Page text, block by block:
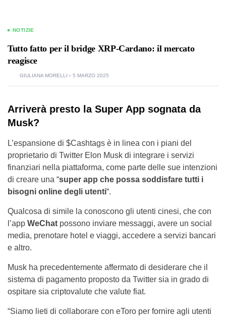
NOTIZIE
Tutto fatto per il bridge XRP-Cardano: il mercato
reagisce
GIULIANA MORELLI 5 MARZO 2025
Arriverà presto la Super App sognata da
Musk?
L’espansione di $Cashtags è in linea con i piani del
proprietario di Twitter Elon Musk di integrare i servizi
finanziari nella piattaforma, come parte delle sue intenzioni
di creare una “super app che possa soddisfare tutti i
bisogni online degli utenti“.
Qualcosa di simile la conoscono gli utenti cinesi, che con
l’app WeChat possono inviare messaggi, avere un social
media, prenotare hotel e viaggi, accedere a servizi bancari
e altro.
Musk ha precedentemente affermato di desiderare che il
sistema di pagamento proposto da Twitter sia in grado di
ospitare sia criptovalute che valute fiat.
“Siamo lieti di collaborare con eToro per fornire agli utenti